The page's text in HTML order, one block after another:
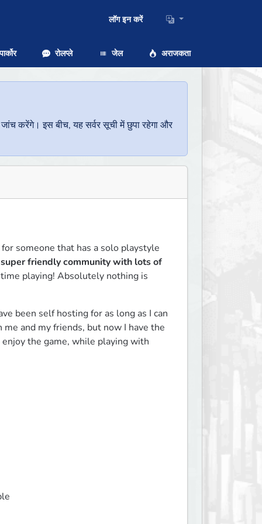
लॉग इन करें
रोलप्ले जेल अराजकता
करेंगे। इस बीच, यह सर्वर सूची में छुपा रहेगा और
someone that has a solo playstyle
friendly community with lots of
playing! Absolutely nothing is
been self hosting for as long as I can
and my friends, but now I have the
the game, while playing with